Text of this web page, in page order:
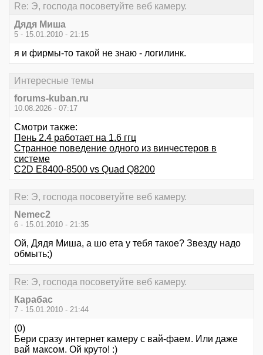
Re: Э, господа посоветуйте веб камеру.
Дядя Миша
5 - 15.01.2010 - 21:15
я и фирмы-то такой не знаю - логилинк.
Интересные темы
forums-kuban.ru
10.08.2026 - 07:17
Смотри также:
Пень 2.4 работает на 1.6 ггц
Странное поведение одного из винчестеров в
системе
C2D E8400-8500 vs Quad Q8200
Re: Э, господа посоветуйте веб камеру.
Nemec2
6 - 15.01.2010 - 21:35
Ой, Дядя Миша, а шо ета у тебя такое? Звезду надо
обмыть;)
Re: Э, господа посоветуйте веб камеру.
Карабас
7 - 15.01.2010 - 21:44
(0)
Бери сразу интернет камеру с вай-фаем. Или даже
вай максом. Ой круто! :)